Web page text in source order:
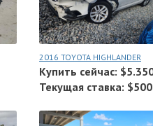
2016 TOYOTA HIGHLANDER
Купить сейчас:
Текущая ставка: $500